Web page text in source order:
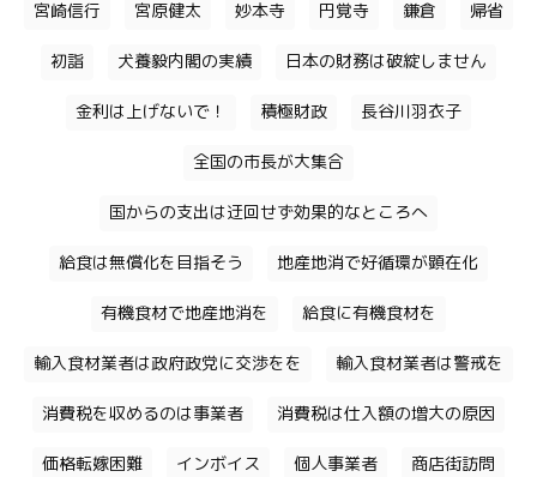
宮崎信行 宮原健太 妙本寺 円覚寺 鎌倉 帰省
初詣 犬養毅内閣の実績 日本の財務は破綻しません
金利は上げないで！ 積極財政 長谷川羽衣子
全国の市長が大集合
国からの支出は迂回せず効果的なところへ
給食は無償化を目指そう 地産地消で好循環が顕在化
有機食材で地産地消を 給食に有機食材を
輸入食材業者は政府政党に交渉をを 輸入食材業者は警戒を
消費税を収めるのは事業者 消費税は仕入額の増大の原因
価格転嫁困難 インボイス 個人事業者 商店街訪問